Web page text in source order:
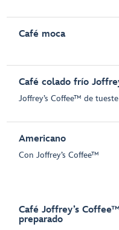
Café moca
Café colado frío
Joffrey’s Coffee™ de
Americano
Con Joffrey’s Coffee™
Café Joffrey’s
preparado